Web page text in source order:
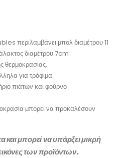
περιλαμβάνει μπολ διαμέτρου 11
διαμέτρου 7cm
θερμοκρασίας.
για τρόφιμα.
πιάτων και φούρνο
μπορεί να προκαλέσουν
και μπορεί να υπάρξει μικρή
των προϊόντων.